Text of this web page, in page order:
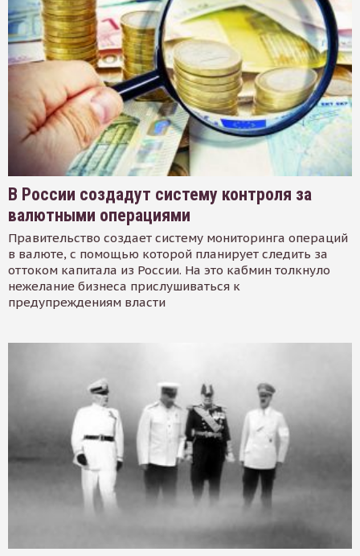
В России создадут систему контроля за
валютными операциями
Правительство создает систему мониторинга операций
в валюте, с помощью которой планирует следить за
оттоком капитала из России. На это кабмин толкнуло
нежелание бизнеса прислушиваться к
предупреждениям власти